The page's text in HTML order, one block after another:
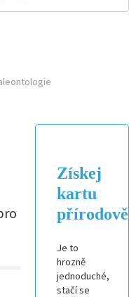
Získej
kartu
Je to
hrozně
jednoduché,
stačí se